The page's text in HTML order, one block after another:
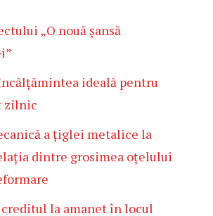
„O nouă șansă
ideală pentru
zilnic
a țiglei metalice la
dintre grosimea oțelului
creditul la amanet în locul